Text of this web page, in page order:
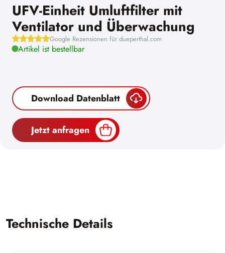
UFV-Einheit Umluftfilter mit
Ventilator und Überwachung
Google Rezensionen für dueperthal.com
Artikel ist bestellbar
Download Datenblatt
Jetzt anfragen
Technische Details